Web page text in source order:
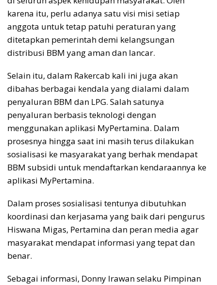
karena itu, perlu adanya satu visi misi setiap
anggota untuk tetap patuhi peraturan yang
ditetapkan pemerintah demi kelangsungan
distribusi BBM yang aman dan lancar.
Selain itu, dalam Rakercab kali ini juga akan
dibahas berbagai kendala yang dialami dalam
penyaluran BBM dan LPG. Salah satunya
penyaluran berbasis teknologi dengan
menggunakan aplikasi MyPertamina. Dalam
prosesnya hingga saat ini masih terus dilakukan
sosialisasi ke masyarakat yang berhak mendapat
BBM subsidi untuk mendaftarkan kendaraannya ke
aplikasi MyPertamina.
Dalam proses sosialisasi tentunya dibutuhkan
koordinasi dan kerjasama yang baik dari pengurus
Hiswana Migas, Pertamina dan peran media agar
masyarakat mendapat informasi yang tepat dan
benar.
Sebagai informasi, Donny Irawan selaku Pimpinan